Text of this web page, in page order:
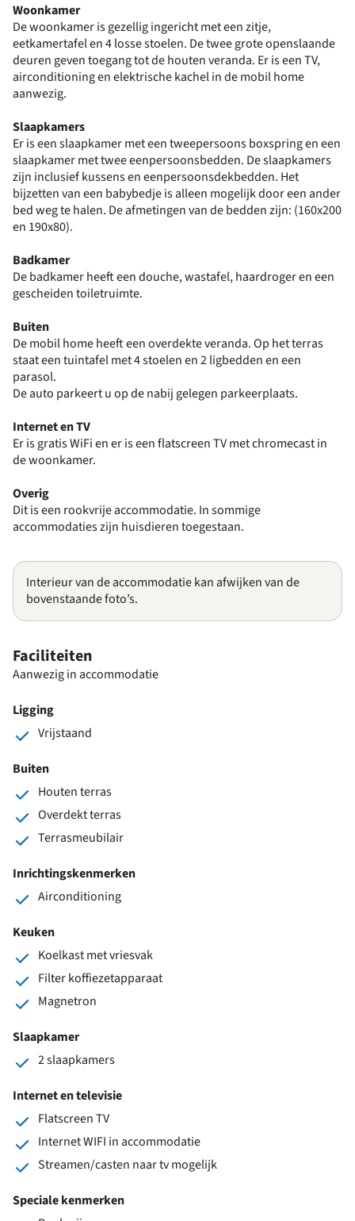
Woonkamer
De woonkamer is gezellig ingericht met een zitje,
eetkamertafel en 4 losse stoelen. De twee grote openslaande
deuren geven toegang tot de houten veranda. Er is een TV,
airconditioning en elektrische kachel in de mobil home
aanwezig.
Slaapkamers
Er is een slaapkamer met een tweepersoons boxspring en een
slaapkamer met twee eenpersoonsbedden. De slaapkamers
zijn inclusief kussens en eenpersoonsdekbedden. Het
bijzetten van een babybedje is alleen mogelijk door een ander
bed weg te halen. De afmetingen van de bedden zijn: (160x200
en 190x80).
Badkamer
De badkamer heeft een douche, wastafel, haardroger en een
gescheiden toiletruimte.
Buiten
De mobil home heeft een overdekte veranda. Op het terras
staat een tuintafel met 4 stoelen en 2 ligbedden en een
parasol.
De auto parkeert u op de nabij gelegen parkeerplaats.
Internet en TV
Er is gratis WiFi en er is een flatscreen TV met chromecast in
de woonkamer.
Overig
Dit is een rookvrije accommodatie. In sommige
accommodaties zijn huisdieren toegestaan.
Interieur van de accommodatie kan afwijken van de
bovenstaande foto’s.
Faciliteiten
Aanwezig in accommodatie
Ligging
Vrijstaand
Buiten
Houten terras
Overdekt terras
Terrasmeubilair
Inrichtingskenmerken
Airconditioning
Keuken
Koelkast met vriesvak
Filter koffiezetapparaat
Magnetron
Slaapkamer
2 slaapkamers
Internet en televisie
Flatscreen TV
Internet WIFI in accommodatie
Streamen/casten naar tv mogelijk
Speciale kenmerken